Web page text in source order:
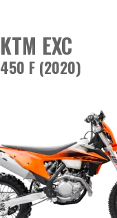
KTM EXC
450 F (2020)